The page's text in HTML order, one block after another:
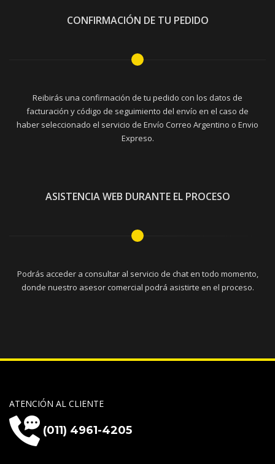
CONFIRMACIÓN DE TU PEDIDO
Reibirás una confirmación de tu pedido con los datos de
facturación y código de seguimiento del envío en el caso de
haber seleccionado el servicio de Envío Correo Argentino o Envio
Expreso.
ASISTENCIA WEB DURANTE EL PROCESO
Podrás acceder a consultar al servicio de chat en todo momento,
donde nuestro asesor comercial podrá asistirte en el proceso.
ATENCIÓN AL CLIENTE
(011) 4961-4205